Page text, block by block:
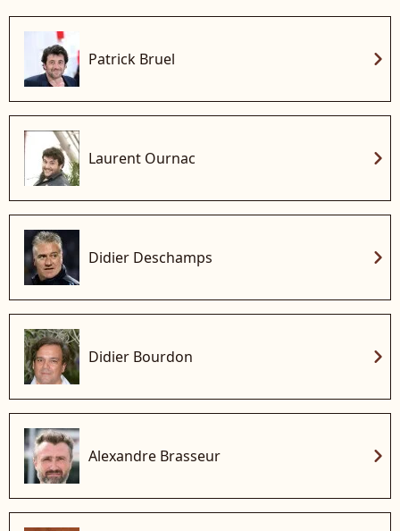
Patrick Bruel chevron_right
Laurent Ournac chevron_right
Didier Deschamps chevron_right
Didier Bourdon chevron_right
Alexandre Brasseur chevron_right